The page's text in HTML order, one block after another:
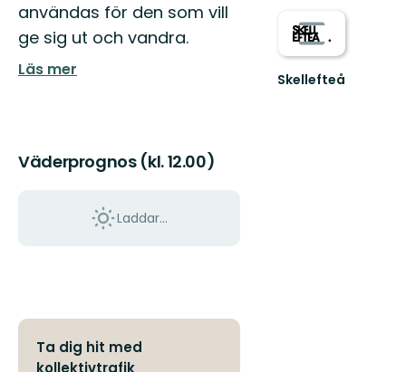
användas för den som vill
ge sig ut och vandra.
Läs mer
Väderprognos (kl. 12.00)
Laddar...
Ta dig hit med
kollektivtrafik
Skellefteå